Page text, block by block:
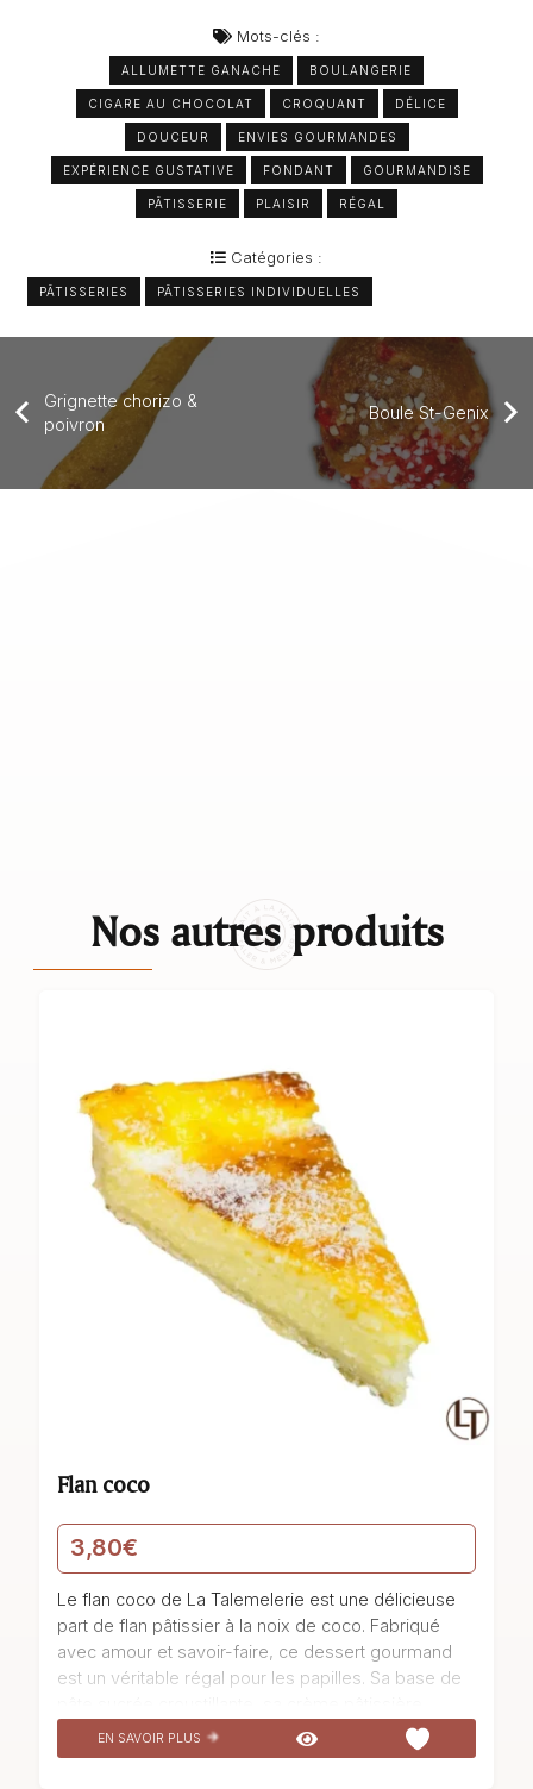
Mots-clés :
ALLUMETTE GANACHE BOULANGERIE
CIGARE AU CHOCOLAT CROQUANT DÉLICE
DOUCEUR ENVIES GOURMANDES
EXPÉRIENCE GUSTATIVE FONDANT GOURMANDISE
PÂTISSERIE PLAISIR RÉGAL
Catégories :
PÂTISSERIES PÂTISSERIES INDIVIDUELLES
Grignette chorizo &
poivron
Boule St-Genix
Nos autres produits
Flan coco
3,80€
Le flan coco de La Talemelerie est une délicieuse
part de flan pâtissier à la noix de coco. Fabriqué
avec amour et savoir-faire, ce dessert gourmand
est un véritable régal pour les papilles. Sa base de
onctueuse et sa poudre de coco parfumée se
marient à merveille pour offrir une explosion de
EN SAVOIR PLUS